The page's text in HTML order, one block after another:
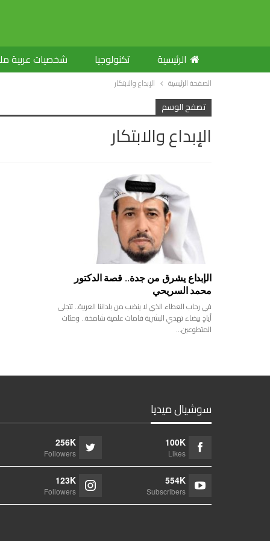
الرئيسية تكنولوجيا شخصيات عربية
الصفحة الرئيسية الإبداع والابتكار
تصفح الوسم
الإبداع والابتكار
الإبداع يشرق من جدة.. قصة الدكتور
محمد السريحي
في رحاب العطاء الذي لا ينضب من بلداننا العربية.. تتجلى
أيادٍ بيضاء تهدي البشرية قامات علمية شامخة.. ومئات
المتطوعين…
سوشيال ميديا
100K
Likes
256K
Followers
554K
Subscribers
123K
Followers